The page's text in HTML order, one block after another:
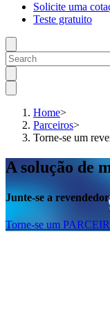
Solicite uma
Teste gratuito
Home>
Parceiros>
Torne-se um
A solução de
Junte-se a
Torne-se um